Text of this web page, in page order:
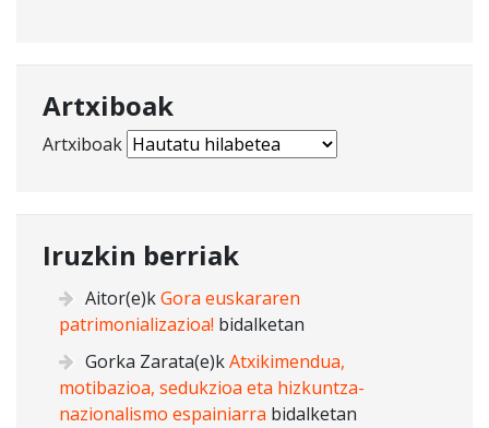
Artxiboak
Artxiboak
Iruzkin berriak
Aitor(e)kGora euskararen
patrimonializazioa! bidalketan
Gorka Zarata(e)kAtxikimendua,
motibazioa, sedukzioa eta hizkuntza-
nazionalismo espainiarra bidalketan